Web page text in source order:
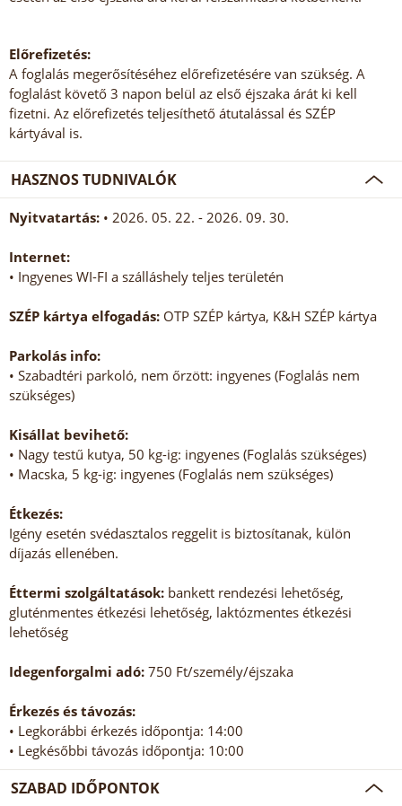
Előrefizetés:
A foglalás megerősítéséhez előrefizetésére van szükség. A
foglalást követő 3 napon belül az első éjszaka árát ki kell
fizetni. Az előrefizetés teljesíthető átutalással és SZÉP
kártyával is.
HASZNOS TUDNIVALÓK
Nyitvatartás: • 2026. 05. 22. - 2026. 09. 30.
Internet:
• Ingyenes WI-FI a szálláshely teljes területén
SZÉP kártya elfogadás: OTP SZÉP kártya, K&H SZÉP kártya
Parkolás info:
• Szabadtéri parkoló, nem őrzött: ingyenes (Foglalás nem
szükséges)
Kisállat bevihető:
• Nagy testű kutya, 50 kg-ig: ingyenes (Foglalás szükséges)
• Macska, 5 kg-ig: ingyenes (Foglalás nem szükséges)
Étkezés:
Igény esetén svédasztalos reggelit is biztosítanak, külön
díjazás ellenében.
Éttermi szolgáltatások: bankett rendezési lehetőség,
gluténmentes étkezési lehetőség, laktózmentes étkezési
lehetőség
Idegenforgalmi adó: 750 Ft/személy/éjszaka
Érkezés és távozás:
• Legkorábbi érkezés időpontja: 14:00
• Legkésőbbi távozás időpontja: 10:00
SZABAD IDŐPONTOK